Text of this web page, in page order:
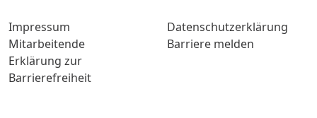
Impressum
Datenschutzerklärung
Mitarbeitende
Barriere melden
Erklärung zur
Barrierefreiheit